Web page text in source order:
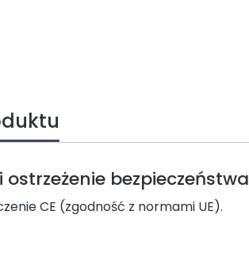
bezpieczeństwa
CE (zgodność z normami UE).